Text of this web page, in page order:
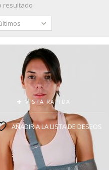
resultado
VISTA RÁPIDA
AÑADIR A LA LISTA DE DESEOS